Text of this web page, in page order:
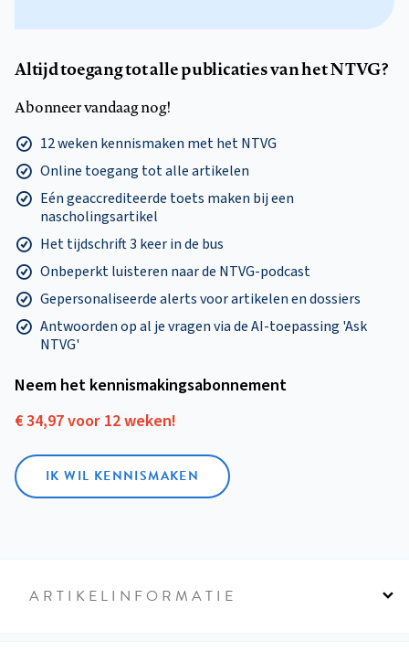
Altijd toegang tot alle publicaties van het NTVG?
Abonneer vandaag nog!
12 weken kennismaken met het NTVG
Online toegang tot alle artikelen
Eén geaccrediteerde toets maken bij een
nascholingsartikel
Het tijdschrift 3 keer in de bus
Onbeperkt luisteren naar de NTVG-podcast
Gepersonaliseerde alerts voor artikelen en dossiers
Antwoorden op al je vragen via de AI-toepassing 'Ask
NTVG'
Neem het kennismakings­abonnement
€ 34,97 voor 12 weken!
IK WIL KENNISMAKEN
ARTIKELINFORMATIE